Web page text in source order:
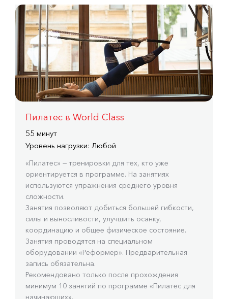
Пилатес в World Class
55 минут
Уровень нагрузки: Любой
«Пилатес» — тренировки для тех, кто уже
ориентируется в программе. На занятиях
используются упражнения среднего уровня
сложности.
Занятия позволяют добиться большей гибкости,
силы и выносливости, улучшить осанку,
координацию и общее физическое состояние.
Занятия проводятся на специальном
оборудовании «Реформер». Предварительная
запись обязательна.
Рекомендовано только после прохождения
минимум 10 занятий по программе «Пилатес для
начинающих».